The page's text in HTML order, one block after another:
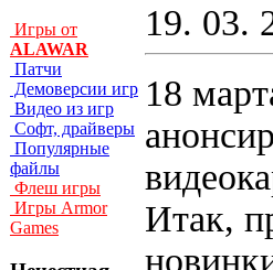
Игры от
ALAWAR
Патчи
Демоверсии игр
Видео из игр
Софт, драйверы
Популярные
файлы
Флеш игры
Игры Armor
Games
19. 03.
18
Итак,